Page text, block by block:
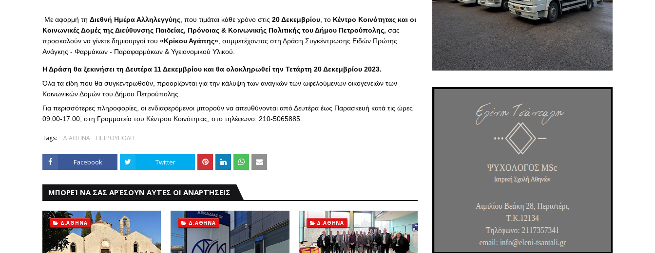
Με αφορμή τη Διεθνή Ημέρα Αλληλεγγύης , που τιμάται κάθε χρόνο στις 20 Δεκεμβρίου , το Κέντρο Κοινότητας και οι
Κοινωνικές Δομές της Διεύθυνσης Παιδείας, Πρόνοιας & Κοινωνικής Πολιτικής του Δήμου Πετρούπολης, σας
προσκαλούν να γίνετε δημιουργοί του «Κρίκου Αγάπης» , συμμετέχοντας στη Δράση Συγκέντρωσης Ειδών Πρώτης
Ανάγκης - Φαρμάκων - Παραφαρμάκων & Υγειονομικού Υλικού.
Η Δράση θα ξεκινήσει τη Δευτέρα 11 Δεκεμβρίου και θα ολοκληρωθεί την Τετάρτη 20 Δεκεμβρίου 2023.
Όλα τα είδη που θα συγκεντρωθούν, προορίζονται για την κάλυψη των αναγκών των ωφελούμενων οικογενειών των
Κοινωνικών Δομών του Δήμου Πετρούπολης.
Για περισσότερες πληροφορίες, οι ενδιαφερόμενοι μπορούν να απευθύνονται από Δευτέρα έως Παρασκευή κατά τις ώρες
09:00-17:00, στη Γραμματεία του Κέντρου Κοινότητας, στο τηλέφωνο: 210-5065885.
Tags: Δ.ΑΘΗΝΑ ΠΕΤΡΟΥΠΟΛΗ
Facebook Twitter
ΜΠΟΡΕΊ ΝΑ ΣΑΣ ΑΡΈΣΟΥΝ ΑΥΤΈΣ ΟΙ ΑΝΑΡΤΉΣΕΙΣ
Δ.ΑΘΗΝΑ Δ.ΑΘΗΝΑ Δ.ΑΘΗΝΑ